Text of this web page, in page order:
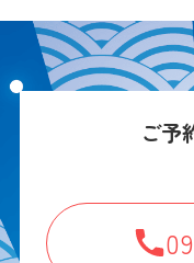
ご予